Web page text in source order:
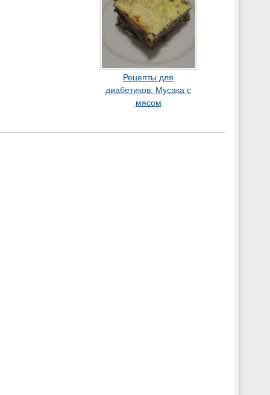
Рецепты для
диабетиков: Мусака с
мясом